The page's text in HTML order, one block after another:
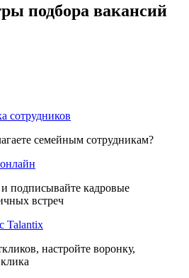
подбора вакансий
сотрудников
семейным сотрудникам?
подписывайте кадровые
встреч
Talantix
настройте воронку,